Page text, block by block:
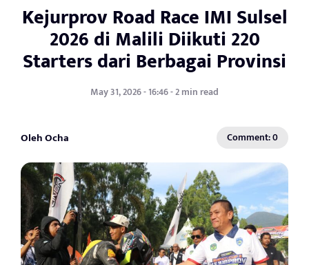
Kejurprov Road Race IMI Sulsel
2026 di Malili Diikuti 220
Starters dari Berbagai Provinsi
May 31, 2026 - 16:46 - 2 min read
Oleh Ocha Comment: 0